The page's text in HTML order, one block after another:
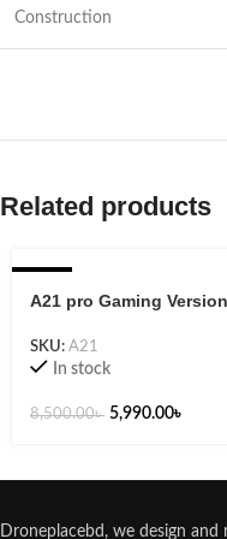
Construction
Related products
A21 pro Gaming Version
SKU: A21
In stock
8,500.00৳ 5,990.00৳
Droneplacebd, we design and